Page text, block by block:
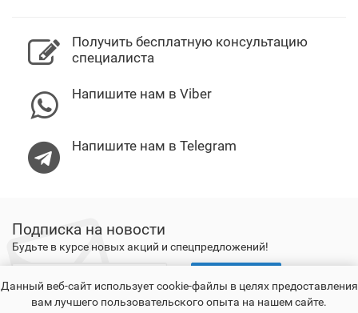
Получить бесплатную консультацию
специалиста
Напишите нам в Viber
Напишите нам в Telegram
Подписка на новости
Будьте в курсе новых акций и спецпредложений!
Данный веб-сайт использует cookie-файлы в целях предоставления
вам лучшего пользовательского опыта на нашем сайте.